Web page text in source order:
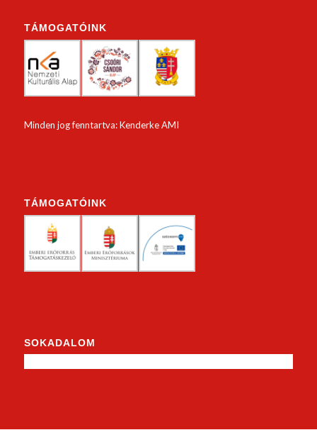
TÁMOGATÓINK
Minden jog fenntartva: Kenderke AMI
TÁMOGATÓINK
SOKADALOM